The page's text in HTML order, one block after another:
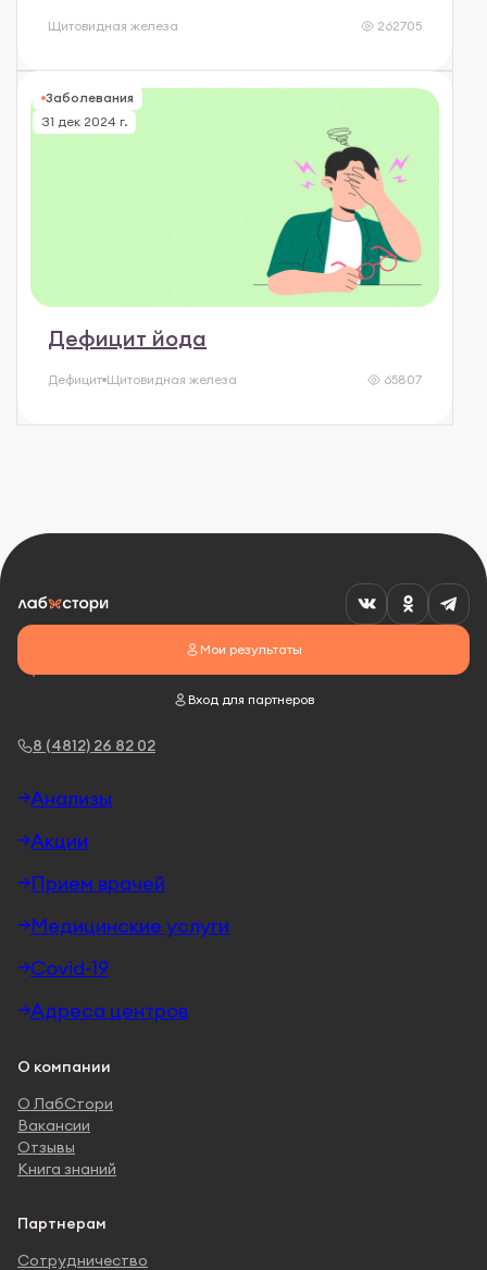
Щитовидная железа 262705
Заболевания
31 дек 2024 г.
Дефицит йода
Дефицит Щитовидная железа 65807
8 (4812) 26 82 02
Мои результаты
Вход для партнеров
Анализы
Акции
Прием врачей
Медицинские услуги
Covid-19
Адреса центров
О компании
О ЛабСтори
Вакансии
Отзывы
Книга знаний
Партнерам
Сотрудничество